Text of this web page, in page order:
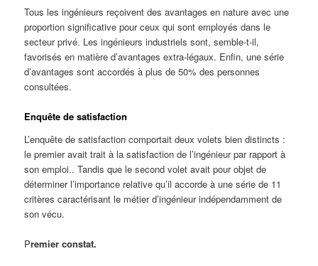
Tous les ingénieurs reçoivent des avantages en nature avec une
proportion significative pour ceux qui sont employés dans le
secteur privé. Les ingénieurs industriels sont, semble-t-il,
favorisés en matière d’avantages extra-légaux. Enfin, une série
d’avantages sont accordés à plus de 50% des personnes
consultées.
Enquête de satisfaction
L’enquête de satisfaction comportait deux volets bien distincts :
le premier avait trait à la satisfaction de l’ingénieur par rapport à
son emploi.. Tandis que le second volet avait pour objet de
déterminer l’importance relative qu’il accorde à une série de 11
critères caractérisant le métier d’ingénieur indépendamment de
son vécu.
Premier constat.